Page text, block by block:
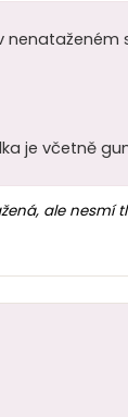
nenataženém
je včetně
ale